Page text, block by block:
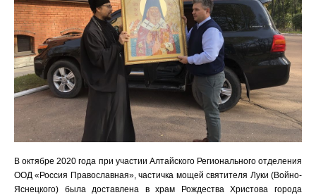
В октябре 2020 года при участии Алтайского Регионального отделения
ООД «Россия Православная», частичка мощей святителя Луки (Войно-
Яснецкого) была доставлена в храм Рождества Христова города